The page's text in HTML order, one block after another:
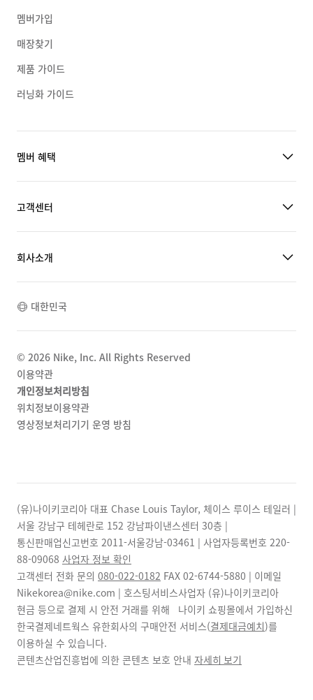
멤버가입
매장찾기
제품 가이드
러닝화 가이드
멤버 혜택
고객센터
회사소개
대한민국
© 2026 Nike, Inc. All Rights Reserved
이용약관
개인정보처리방침
위치정보이용약관
영상정보처리기기 운영 방침
(유)나이키코리아 대표 Chase Louis Taylor, 체이스 루이스 테일러 |
서울 강남구 테헤란로 152 강남파이낸스센터 30층 |
통신판매업신고번호 2011-서울강남-03461 | 사업자등록번호 220-
88-09068 사업자 정보 확인
고객센터 전화 문의 080-022-0182 FAX 02-6744-5880 | 이메일
Nikekorea@nike.com | 호스팅서비스사업자 (유)나이키코리아
현금 등으로 결제 시 안전 거래를 위해 나이키 쇼핑몰에서 가입하신
한국결제네트웍스 유한회사의 구매안전 서비스(결제대금예치)를
이용하실 수 있습니다.
콘텐츠산업진흥법에 의한 콘텐츠 보호 안내 자세히 보기